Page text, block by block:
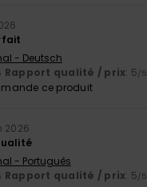
- Deutsch
Rapport qualité / prix: 5/5
ce produit
2026
- Português
Rapport qualité / prix: 5/5